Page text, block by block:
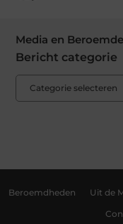
Media en
Bericht categorie
Beroemdheden Uit de